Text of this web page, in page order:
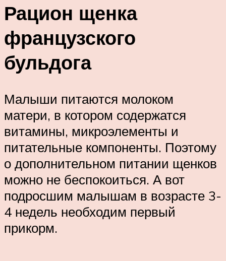
Рацион щенка
французского
бульдога
Малыши питаются молоком
матери, в котором содержатся
витамины, микроэлементы и
питательные компоненты. Поэтому
о дополнительном питании щенков
можно не беспокоиться. А вот
подросшим малышам в возрасте 3-
4 недель необходим первый
прикорм.